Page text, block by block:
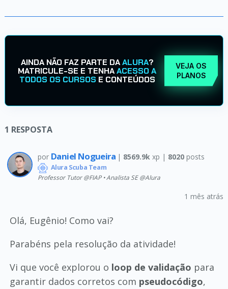
AINDA NÃO FAZ PARTE DAALURA?
MATRICULE-SE E TENHAACESSO A
TODOS OS CURSOS E CONTEÚDOS
VEJA OS
PLANOS
1 RESPOSTA
por Daniel Nogueira | 8569.9k xp | 8020 posts
Alura Scuba Team
Professor Tutor @FIAP • Analista SE @Alura
1 mês atrás
Olá, Eugênio! Como vai?
Parabéns pela resolução da atividade!
Vi que você explorou o loop de validação para
garantir dados corretos com pseudocódigo,